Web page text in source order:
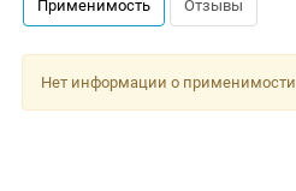
Применимость Отзывы
Нет информации о применимости